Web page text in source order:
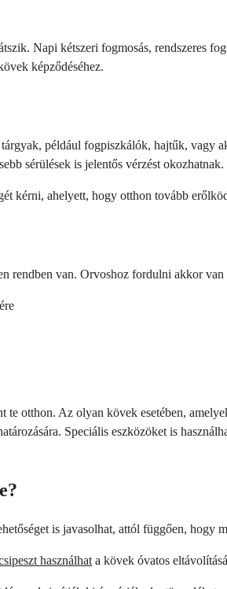
Napi kétszeri fogmosás, rendszeres
képződéséhez.
például fogpiszkálók, hajtűk, vagy
sérülések is jelentős vérzést okozhatnak.
kérni, ahelyett, hogy otthon tovább
rendben van. Orvoshoz fordulni akkor van
otthon. Az olyan kövek esetében,
Speciális eszközöket is
is javasolhat, attól függően, hogy
használhat a kövek óvatos